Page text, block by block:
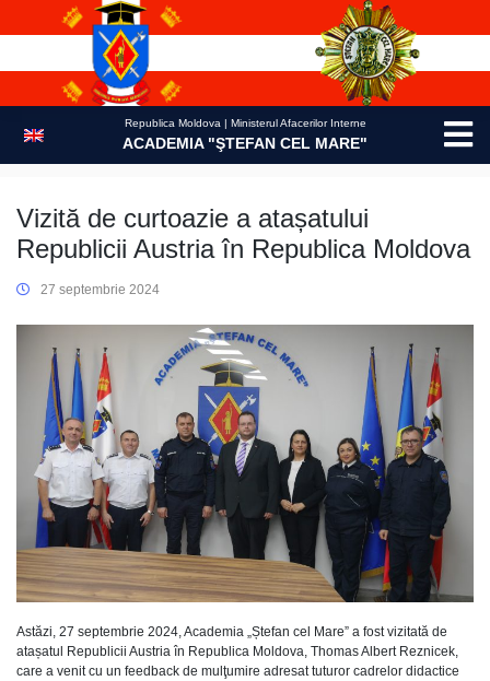
Republica Moldova | Ministerul Afacerilor Interne
ACADEMIA "ŞTEFAN CEL MARE"
Vizită de curtoazie a atașatului
Republicii Austria în Republica Moldova
27 septembrie 2024
Astăzi, 27 septembrie 2024, Academia „Ștefan cel Mare” a fost vizitată de
atașatul Republicii Austria în Republica Moldova, Thomas Albert Reznicek,
care a venit cu un feedback de mulţumire adresat tuturor cadrelor didactice